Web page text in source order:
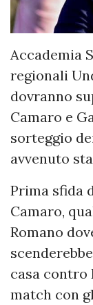
Accademia
regionali
dovranno
Camaro e
sorteggio
avvenuto
Prima sfida
Camaro,
Romano
casa contro
match con